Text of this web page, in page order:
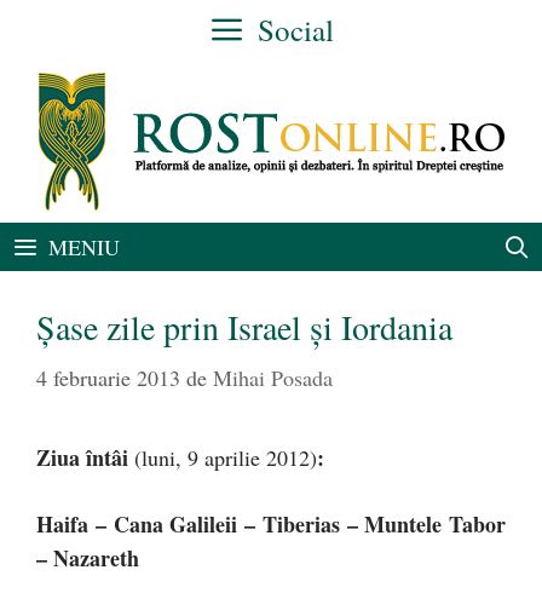
conținut
Social
MENIU
Şase zile prin Israel şi Iordania
4 februarie 2013 de Mihai Posada
Ziua întâi (luni, 9 aprilie 2012):
Haifa – Cana Galileii – Tiberias – Muntele Tabor
– Nazareth